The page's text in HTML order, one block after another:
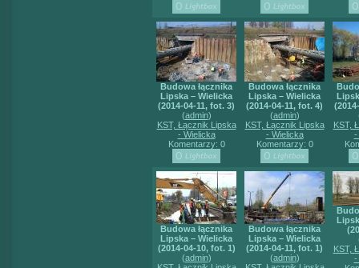
Budowa łącznika
Lipska – Wielicka
(2014-04-11, fot. 3)
(admin)
KST, Łącznik Lipska
- Wielicka
Komentarzy: 0
Budowa łącznika
Lipska – Wielicka
(2014-04-11, fot. 4)
(admin)
KST, Łącznik Lipska
- Wielicka
Komentarzy: 0
KST,
-
Budowa łącznika
Lipska – Wielicka
(2014-04-10, fot. 1)
(admin)
Budowa łącznika
Lipska – Wielicka
(2014-04-11, fot. 1)
(admin)
KST,
-